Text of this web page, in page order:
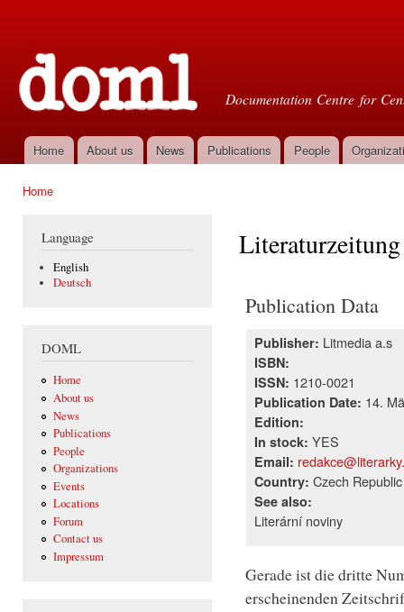
Documentation Centre for
Main menu
Home About us News Publications People
Home
Language
English
Deutsch
DOML
Home
About us
News
Publications
People
Organizations
Events
Locations
Forum
Contact us
Impressum
Literaturzeitung
Publication Data
Publisher: Litmedia a.s
ISBN:
ISSN: 1210-0021
Publication Date: 14.
Edition:
In stock: YES
Email:
Country: Czech Republic
See also:
Literární noviny
Gerade ist die dritte
erscheinenden